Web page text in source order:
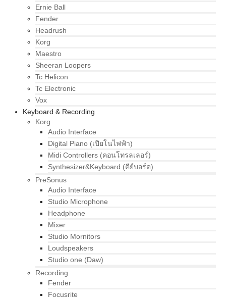
Ernie Ball
Fender
Headrush
Korg
Maestro
Sheeran Loopers
Tc Helicon
Tc Electronic
Vox
Keyboard & Recording
Korg
Audio Interface
Digital Piano (เปียโนไฟฟ้า)
Midi Controllers (คอนโทรลเลอร์)
Synthesizer&Keyboard (คีย์บอร์ด)
PreSonus
Audio Interface
Studio Microphone
Headphone
Mixer
Studio Mornitors
Loudspeakers
Studio one (Daw)
Recording
Fender
Focusrite